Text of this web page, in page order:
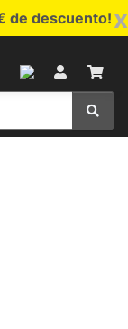
x
de descuento!